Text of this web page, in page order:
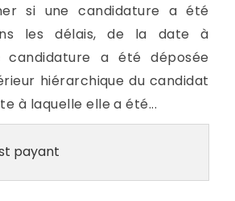
si une candidature a été
les délais, de la date à
candidature a été déposée
hiérarchique du candidat
à laquelle elle a été...
payant